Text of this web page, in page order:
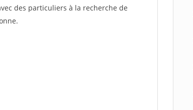
des particuliers à la recherche de